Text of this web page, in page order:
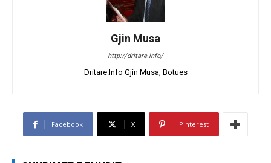
Gjin Musa
http://dritare.info/
Dritare.Info Gjin Musa, Botues
Facebook X Pinterest